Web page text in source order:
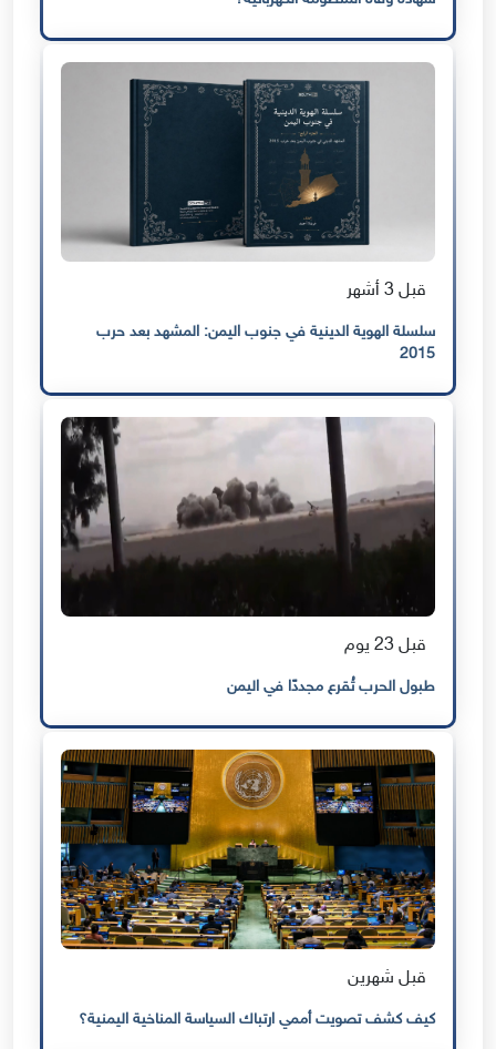
قبل 3 أشهر
سلسلة الهوية الدينية في جنوب اليمن: المشهد بعد حرب
2015
قبل 23 يوم
طبول الحرب تُقرع مجددًا في اليمن
قبل شهرين
كيف كشف تصويت أممي ارتباك السياسة المناخية اليمنية؟